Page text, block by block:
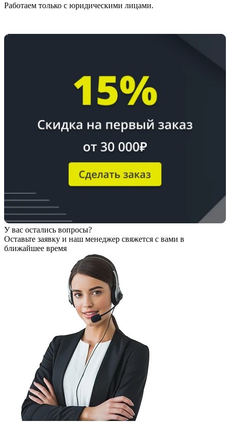
Работаем только с юридическими лицами.
У вас остались вопросы?
Оставьте заявку и наш менеджер свяжется с вами в
ближайшее время